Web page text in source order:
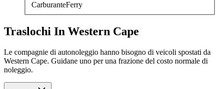
CarburanteFerry
Traslochi In Western Cape
Le compagnie di autonoleggio hanno bisogno di veicoli spostati da
Western Cape. Guidane uno per una frazione del costo normale di
noleggio.